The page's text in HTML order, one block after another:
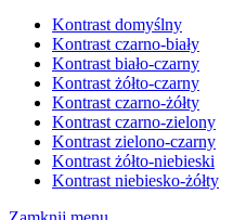
Kontrast domyślny
Kontrast czarno-biały
Kontrast biało-czarny
Kontrast żółto-czarny
Kontrast czarno-żółty
Kontrast czarno-zielony
Kontrast zielono-czarny
Kontrast żółto-niebieski
Kontrast niebiesko-żółty